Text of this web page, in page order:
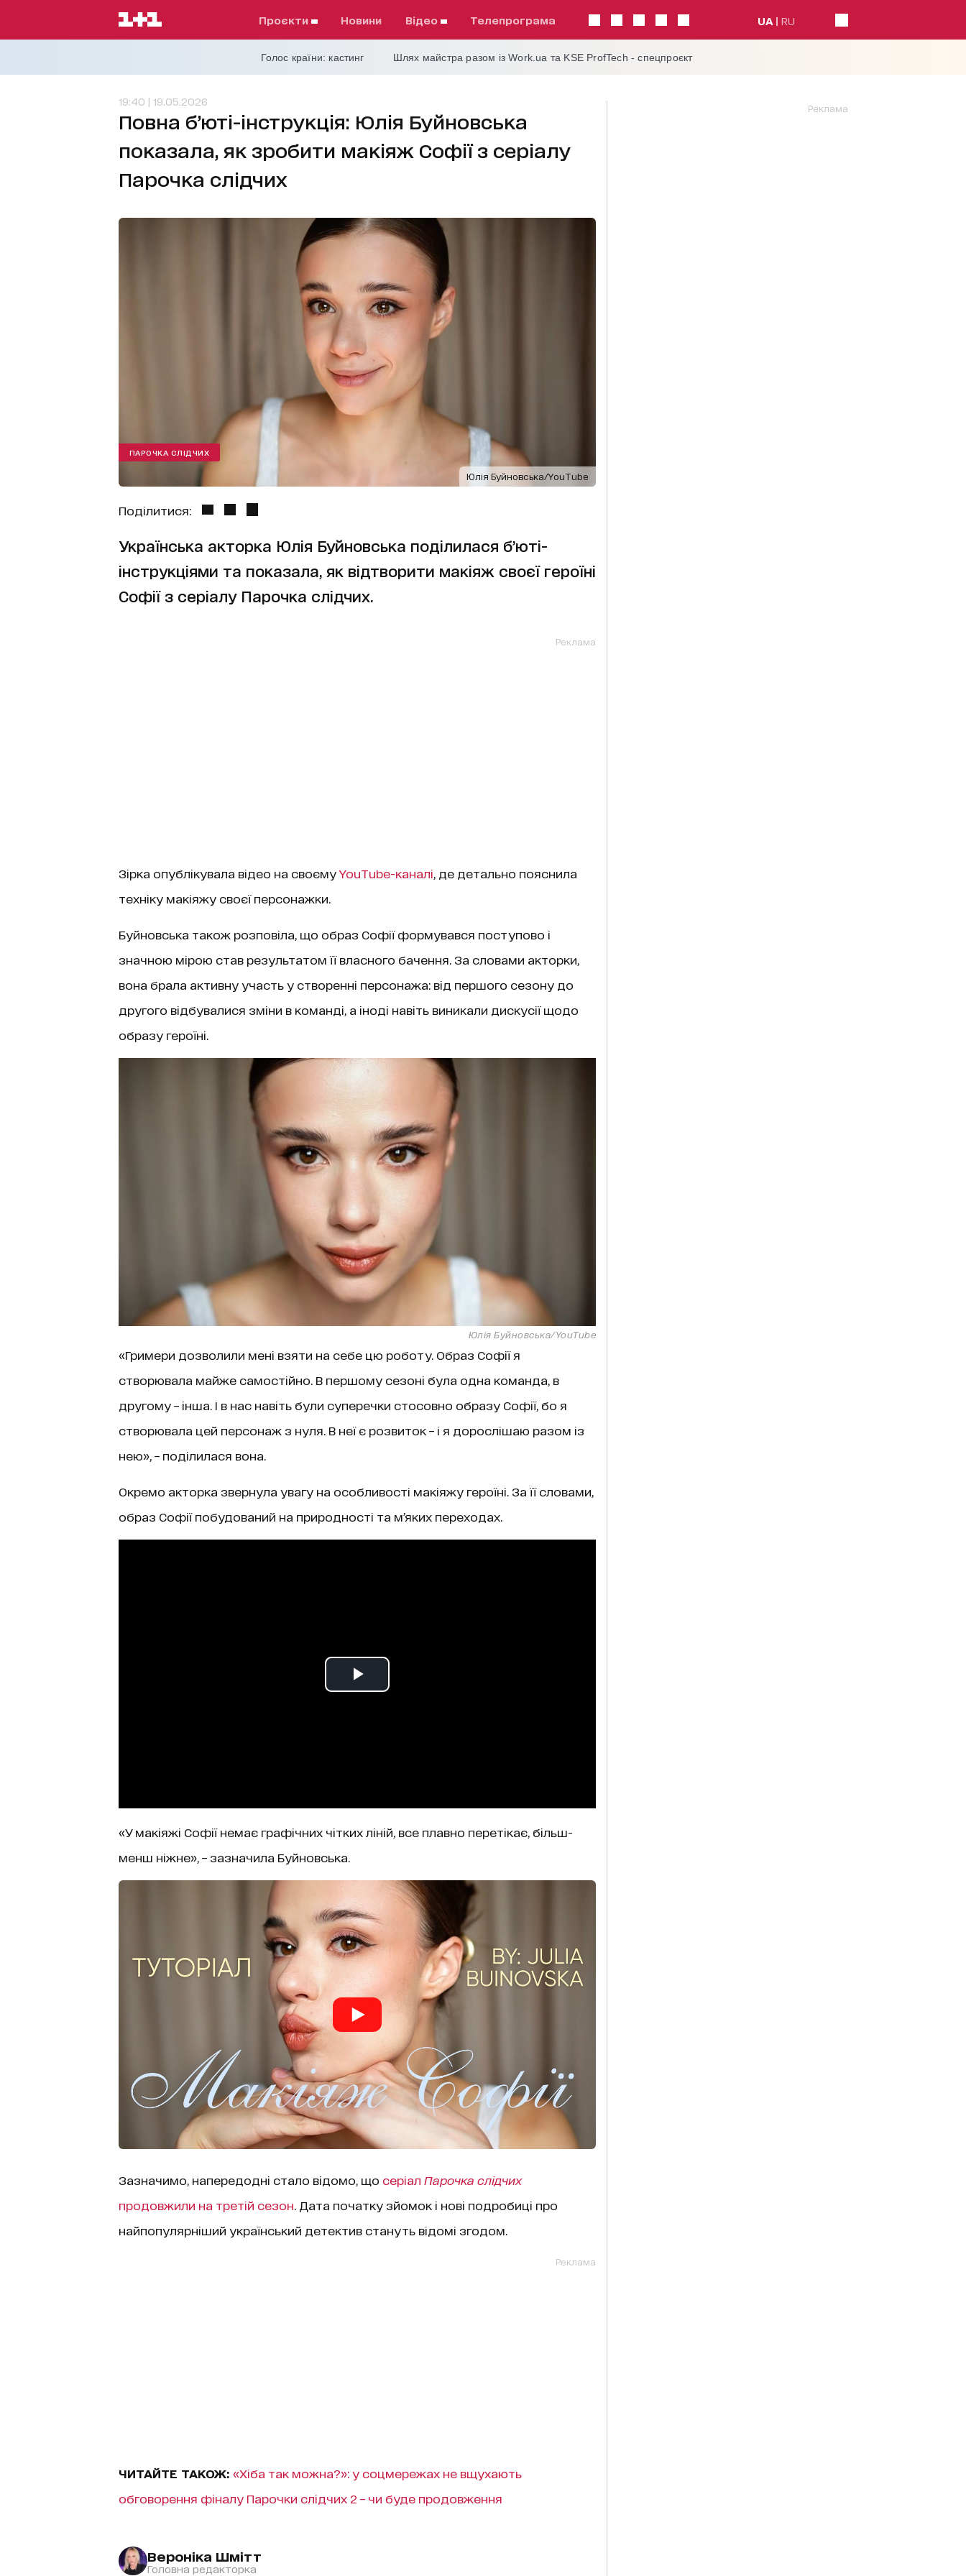
проєкти Новини відео телепрограма UA RU
Голос країни: кастинг Шлях майстра разом із Work.ua та KSE ProfTech - спецпроєкт
19:40 | 19.05.2026
Повна б’юті-інструкція: Юлія Буйновська
показала, як зробити макіяж Софії з серіалу
Парочка слідчих
Юлія Буйновська/YouTube
ПАРОЧКА СЛІДЧИХ
Поділитися:
Українська акторка Юлія Буйновська поділилася б’юті-
інструкціями та показала, як відтворити макіяж своєї героїні
Софії з серіалу Парочка слідчих.
Реклама
Зірка опублікувала відео на своємуYouTube-каналі , де детально пояснила
техніку макіяжу своєї персонажки.
Буйновська також розповіла, що образ Софії формувався поступово і
значною мірою став результатом її власного бачення. За словами акторки,
вона брала активну участь у створенні персонажа: від першого сезону до
другого відбувалися зміни в команді, а іноді навіть виникали дискусії щодо
образу героїні.
Юлія Буйновська/YouTube
«Гримери дозволили мені взяти на себе цю роботу. Образ Софії я
створювала майже самостійно. В першому сезоні була одна команда, в
другому – інша. І в нас навіть були суперечки стосовно образу Софії, бо я
створювала цей персонаж з нуля. В неї є розвиток – і я дорослішаю разом із
нею», – поділилася вона.
Окремо акторка звернула увагу на особливості макіяжу героїні. За її словами,
образ Софії побудований на природності та м’яких переходах.
«У макіяжі Софії немає графічних чітких ліній, все плавно перетікає, більш-
менш ніжне», – зазначила Буйновська.
Зазначимо, напередодні стало відомо, що серіал Парочка слідчих
продовжили на третій сезон . Дата початку зйомок і нові подробиці про
найпопулярніший український детектив стануть відомі згодом.
Реклама
ЧИТАЙТЕ ТАКОЖ: «Хіба так можна?»: у соцмережах не вщухають
обговорення фіналу Парочки слідчих 2 – чи буде продовження
Вероніка Шмітт
Головна редакторка
Реклама